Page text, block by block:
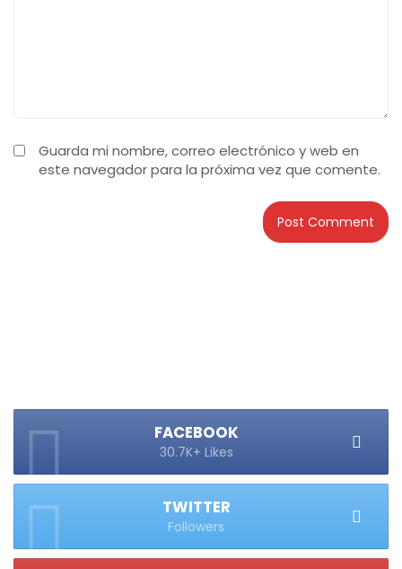
Guarda mi nombre, correo electrónico y web en
este navegador para la próxima vez que comente.
FACEBOOK
30.7K+ Likes
TWITTER
Followers